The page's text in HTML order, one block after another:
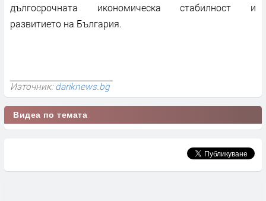
дългосрочната икономическа стабилност и
развитието на България.
Източник:dariknews.bg
Видеа по темата